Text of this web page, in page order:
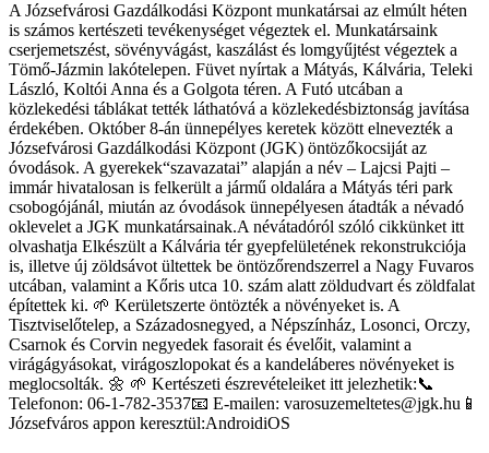
A Józsefvárosi Gazdálkodási Központ munkatársai az elmúlt héten
is számos kertészeti tevékenységet végeztek el. Munkatársaink
cserjemetszést, sövényvágást, kaszálást és lomgyűjtést végeztek a
Tömő-Jázmin lakótelepen. Füvet nyírtak a Mátyás, Kálvária, Teleki
László, Koltói Anna és a Golgota téren. A Futó utcában a
közlekedési táblákat tették láthatóvá a közlekedésbiztonság javítása
érdekében. Október 8-án ünnepélyes keretek között elnevezték a
Józsefvárosi Gazdálkodási Központ (JGK) öntözőkocsiját az
óvodások. A gyerekek“szavazatai” alapján a név – Lajcsi Pajti –
immár hivatalosan is felkerült a jármű oldalára a Mátyás téri park
csobogójánál, miután az óvodások ünnepélyesen átadták a névadó
oklevelet a JGK munkatársainak.A névátadóról szóló cikkünket itt
olvashatja Elkészült a Kálvária tér gyepfelületének rekonstrukciója
is, illetve új zöldsávot ültettek be öntözőrendszerrel a Nagy Fuvaros
utcában, valamint a Kőris utca 10. szám alatt zöldudvart és zöldfalat
építettek ki. 🌱 Kerületszerte öntözték a növényeket is. A
Tisztviselőtelep, a Századosnegyed, a Népszínház, Losonci, Orczy,
Csarnok és Corvin negyedek fasorait és évelőit, valamint a
virágágyásokat, virágoszlopokat és a kandeláberes növényeket is
meglocsolták. 🌼 🌱 Kertészeti észrevételeiket itt jelezhetik:📞
Telefonon: 06-1-782-3537📧 E-mailen: varosuzemeltetes@jgk.hu📱
Józsefváros appon keresztül:AndroidiOS